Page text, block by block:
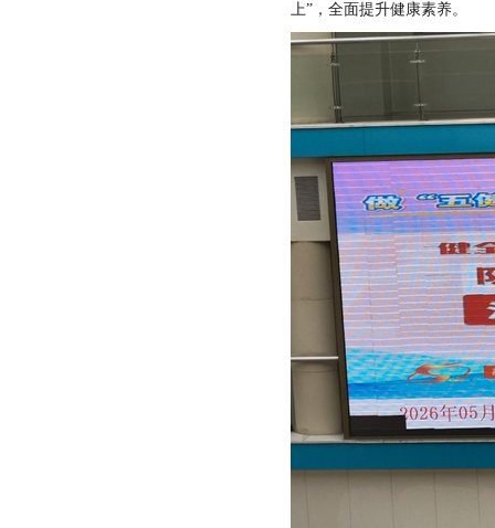
上”，全面提升健康素养。